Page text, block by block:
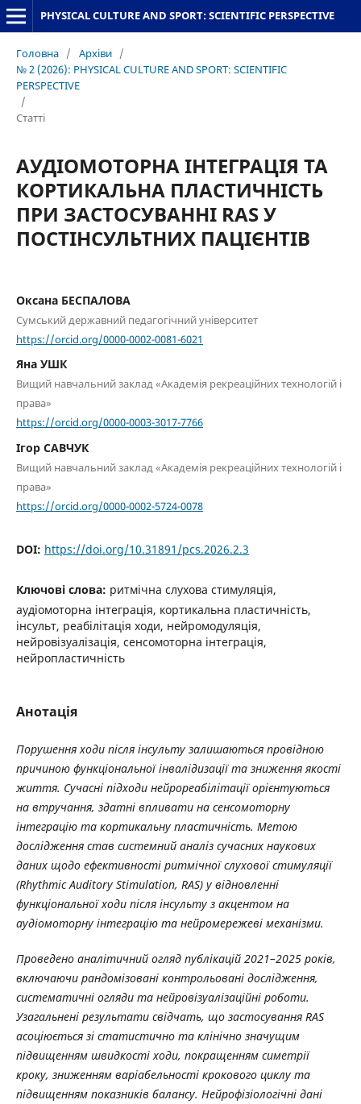
PHYSICAL CULTURE AND SPORT: SCIENTIFIC PERSPECTIVE
Головна / Архіви /
№ 2 (2026): PHYSICAL CULTURE AND SPORT: SCIENTIFIC
PERSPECTIVE
/
Статті
АУДІОМОТОРНА ІНТЕГРАЦІЯ ТА
КОРТИКАЛЬНА ПЛАСТИЧНІСТЬ
ПРИ ЗАСТОСУВАННІ RAS У
ПОСТІНСУЛЬТНИХ ПАЦІЄНТІВ
Оксана БЕСПАЛОВА
Сумський державний педагогічний університет
https://orcid.org/0000-0002-0081-6021
Яна УШК
Вищий навчальний заклад «Академія рекреаційних технологій і
права»
https://orcid.org/0000-0003-3017-7766
Ігор САВЧУК
Вищий навчальний заклад «Академія рекреаційних технологій і
права»
https://orcid.org/0000-0002-5724-0078
DOI: https://doi.org/10.31891/pcs.2026.2.3
Ключові слова: ритмічна слухова стимуляція,
аудіомоторна інтеграція, кортикальна пластичність,
інсульт, реабілітація ходи, нейромодуляція,
нейровізуалізація, сенсомоторна інтеграція,
нейропластичність
Анотація
Порушення ходи після інсульту залишаються провідною
причиною функціональної інвалідизації та зниження якості
життя. Сучасні підходи нейрореабілітації орієнтуються
на втручання, здатні впливати на сенсомоторну
інтеграцію та кортикальну пластичність. Метою
дослідження став системний аналіз сучасних наукових
даних щодо ефективності ритмічної слухової стимуляції
(Rhythmic Auditory Stimulation, RAS) у відновленні
функціональної ходи після інсульту з акцентом на
аудіомоторну інтеграцію та нейромережеві механізми.
Проведено аналітичний огляд публікацій 2021–2025 років,
включаючи рандомізовані контрольовані дослідження,
систематичні огляди та нейровізуалізаційні роботи.
Узагальнені результати свідчать, що застосування RAS
асоціюється зі статистично та клінічно значущим
підвищенням швидкості ходи, покращенням симетрії
кроку, зниженням варіабельності крокового циклу та
підвищенням показників балансу. Нейрофізіологічні дані